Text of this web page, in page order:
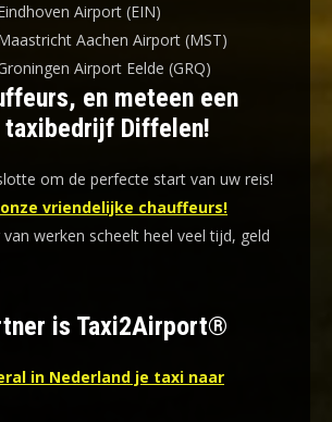
Airport (EIN)
Aachen Airport (MST)
Airport Eelde (GRQ)
en meteen een
taxibedrijf Diffelen!
om de perfecte start van uw reis!
vriendelijke chauffeurs!
werken scheelt heel veel tijd, geld
is Taxi2Airport®
in Nederland je taxi naar